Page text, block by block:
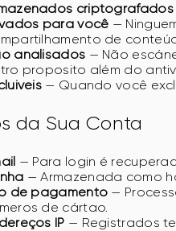
criptografados
para você —
de
analisados — Não
proposito além do
— Quando você
da Sua Conta
— Para login é
— Armazenada como
de pagamento —
de cártao.
IP — Registrados